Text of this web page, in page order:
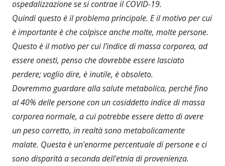
ospedalizzazione se si contrae il COVID-19.
Quindi questo è il problema principale. E il motivo per cui
è importante è che colpisce anche molte, molte persone.
Questo è il motivo per cui l’indice di massa corporea, ad
essere onesti, penso che dovrebbe essere lasciato
perdere; voglio dire, è inutile, è obsoleto.
Dovremmo guardare alla salute metabolica, perché fino
al 40% delle persone con un cosiddetto indice di massa
corporea normale, a cui potrebbe essere detto di avere
un peso corretto, in realtà sono metabolicamente
malate. Questa è un'enorme percentuale di persone e ci
sono disparità a seconda dell'etnia di provenienza.